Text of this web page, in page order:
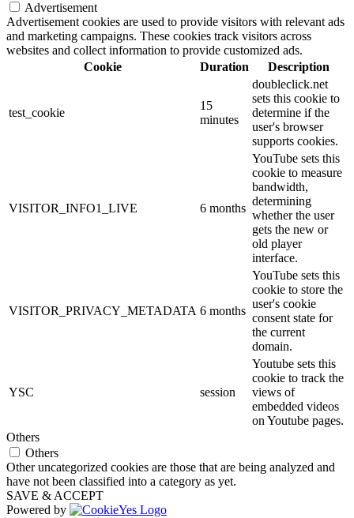
Advertisement
Advertisement cookies are used to provide visitors with relevant ads
and marketing campaigns. These cookies track visitors across
websites and collect information to provide customized ads.
Cookie
Duration Description
test_cookie
15
minutes
doubleclick.net
sets this cookie to
determine if the
user's browser
supports cookies.
VISITOR_INFO1_LIVE 6 months
YouTube sets this
cookie to measure
bandwidth,
determining
whether the user
gets the new or
old player
interface.
VISITOR_PRIVACY_METADATA 6 months
YouTube sets this
cookie to store the
user's cookie
consent state for
the current
domain.
YSC session
Youtube sets this
cookie to track the
views of
embedded videos
on Youtube pages.
Others
Others
Other uncategorized cookies are those that are being analyzed and
have not been classified into a category as yet.
SAVE & ACCEPT
Powered by